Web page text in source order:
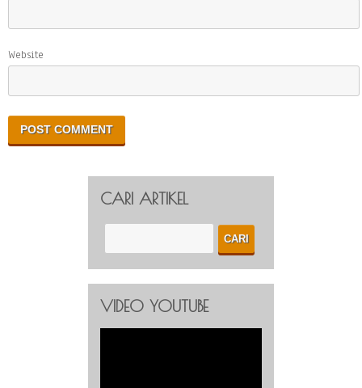
Website
CARI ARTIKEL
VIDEO YOUTUBE